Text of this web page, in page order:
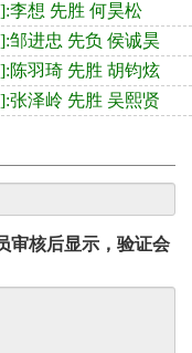
李想 先胜 何昊松
邹进忠 先负 侯诚昊
陈羽琦 先胜 胡钧炫
张泽岭 先胜 吴熙贤
审核后显示，验证会